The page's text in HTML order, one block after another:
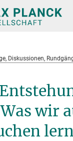
Diskussionen,
wir